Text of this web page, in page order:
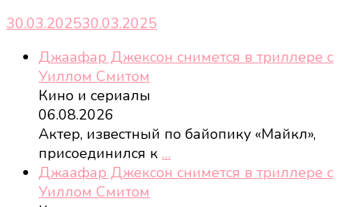
30.03.202530.03.2025
Джаафар Джексон снимется в триллере с
Уиллом Смитом
Кино и сериалы
06.08.2026
Актер, известный по байопику «Майкл»,
присоединился к …
Джаафар Джексон снимется в триллере с
Уиллом Смитом